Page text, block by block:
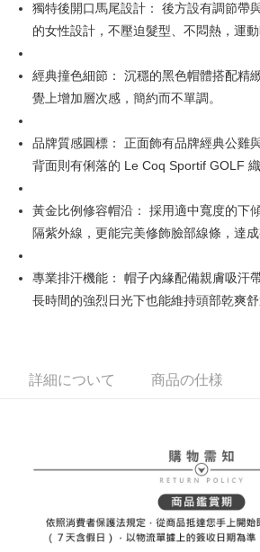
OP Pay Later
【OP Pay Later 使用説明】
1. 本サービスは台湾大哥大によって提供され、
加の申請なしで即時に利用可能です。
いの回数や支払い期限を選択し、支払いを確認
3. 実際の承認額、分割回数および費用について
合、注文は自動的にキャンセルされます。「転
発生した場合は、システムの評価基準に達して
【支払い方法の説明】
1. 分割払いの金額は電信請求書に統合されず、
支払いを選択できます。
購入できるようにし、店舗が売買／分割払い売
後、契約に基づいて当社の請求書で帳款を支払
情報（名前、電話または住所を含む）を台湾大
および利用するために、当社があなた本人と分
認、照合および修正を行います。
AFTEE代金後払い
説明
一、 AFTEE代金後払いについて
1.お支払い方法でAFTEE代金後払いを選択する
2.SMSで認証してお支払い手続を進めてくださ
3.注文するときのお支払いは不要です。商品はご
す。
4.ご注文が完了すると、携帯に支払い通知の
の場合は、AFTEE アプリプッシュ通知が届きま
5.商品受け取り時のお支払いは不要です。商品を
はアプリの通知に従って、4大コンビニ、または
グでお支払いください。
お支払期限は、ショップが請求した期日と、
わらず、AFTEEで指定された期限内にお支払いく
1.初回 AFTEEを ご利用の際に、認証結果及び当
き、限度額が設定されます。
2.決済金額は最低NT$20です。
3.現在、台湾の会員のみご利用いただけます。
ATM払い
全家取貨付款
送料無料
付款後萊爾富取貨
送料無料
獨特後開口馬尾設計： 後方設有調節帶
的女性設計，不壓迫髮型、不悶熱，運動
經典撞色細節： 沉穩的黑色帽體搭配精
覺上增加層次感，簡約而不單調。
品牌質感圓標： 正面飾有品牌經典公雞
背面則有俐落的 Le Coq Sportif GOLF
黃金比例修容帽沿： 採用適中寬度的下
隔紫外線，更能完美修飾臉部線條，達成
專業排汗機能： 帽子內緣配備親膚吸汗
長時間的強烈日光下也能維持頭部乾爽舒
詳細について 商品の仕様